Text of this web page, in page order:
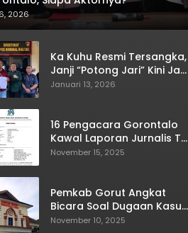
2026
Ka Kuhu Resmi Tersangka,
Janji “Potong Jari” Kini Jadi
Bumerang
Januari 13, 2026
16 Pengacara Gorontalo
Kawal Laporan Jurnalis TV
One
November 15, 2025
Pemkab Gorut Angkat
Bicara Soal Dugaan Kasus
Asusila Oknum ASN
November 10, 2025